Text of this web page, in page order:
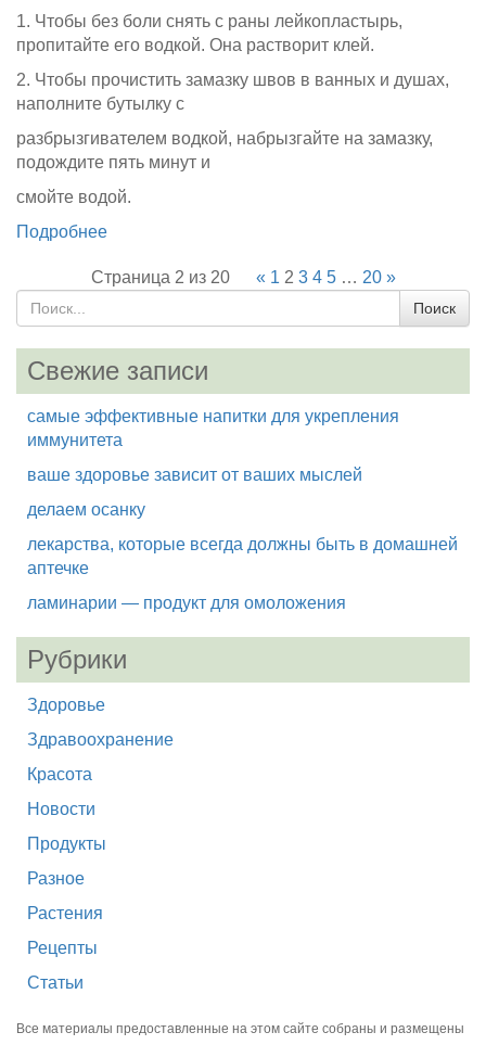
1. Чтобы без боли снять с раны лейкопластырь,
пропитайте его водкой. Она растворит клей.
2. Чтобы прочистить замазку швов в ванных и душах,
наполните бутылку с
разбрызгивателем водкой, набрызгайте на замазку,
подождите пять минут и
смойте водой.
Подробнее
Страница 2 из 20 « 1 2 3 4 5 … 20 »
Свежие записи
самые эффективные напитки для укрепления
иммунитета
ваше здоровье зависит от ваших мыслей
делаем осанку
лекарства, которые всегда должны быть в домашней
аптечке
ламинарии — продукт для омоложения
Рубрики
Здоровье
Здравоохранение
Красота
Новости
Продукты
Разное
Растения
Рецепты
Статьи
Все материалы предоставленные на этом сайте собраны и размещены